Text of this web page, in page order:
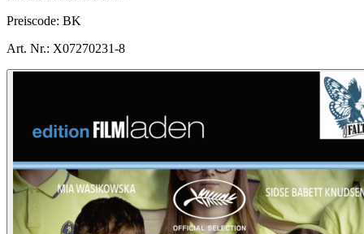
Preiscode: BK
Art. Nr.: X07270231-8